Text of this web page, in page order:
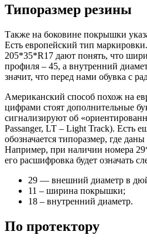
Типоразмер резины
Также на боковине покрышки
Есть европейский тип
205*35*R17 дают понять, что
профиля – 45, а внутренний
значит, что перед нами обувка с
Американский способ похож на
цифрами стоят дополнительные
сигнализируют об
Passanger, LT – Light Track). Есть
обозначается типоразмер, где
Например, при наличии номера
его расшифровка будет означать
29 — внешний диаметр в
11 – ширина покрышки;
18 – внутренний диаметр.
По протектору